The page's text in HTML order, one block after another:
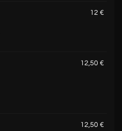
12 €
12,50 €
12,50 €